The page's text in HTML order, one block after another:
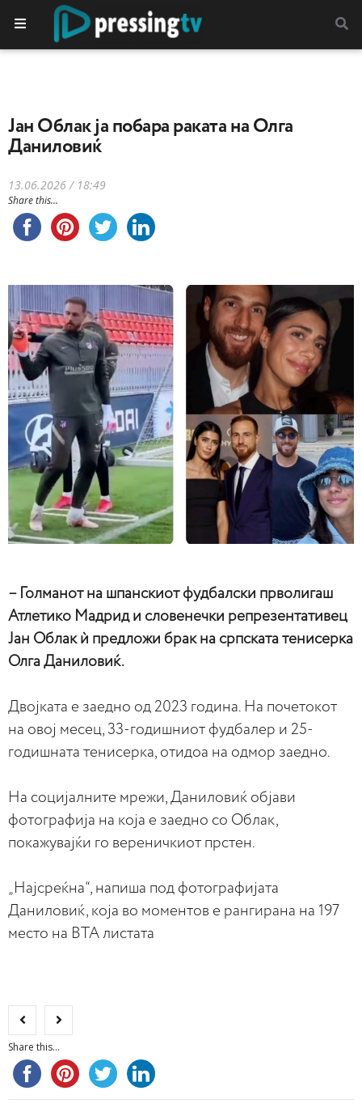
Јан Облак ја побара раката на Олга
Даниловиќ
13.06.2026 / 18:49
Share this...
– Голманот на шпанскиот фудбалски прволигаш
Атлетико Мадрид и словенечки репрезентативец
Јан Облак ѝ предложи брак на српската тенисерка
Олга Даниловиќ.
Двојката е заедно од 2023 година. На почетокот
на овој месец, 33-годишниот фудбалер и 25-
годишната тенисерка, отидоа на одмор заедно.
На социјалните мрежи, Даниловиќ објави
фотографија на која е заедно со Облак,
покажувајќи го вереничкиот прстен.
„Најсреќна“, напиша под фотографијата
Даниловиќ, која во моментов е рангирана на 197
место на ВТА листата
Share this...